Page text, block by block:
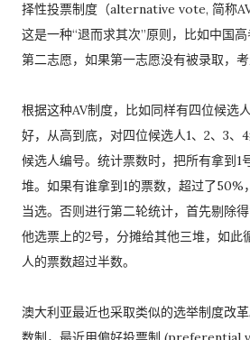
择性投票制度（alternative vote, 简称AV
这是一种“退而求其次”原则，比如中国高
第二志愿，如果第一志愿没有被录取，考
根据这种AV制度，比如同样有四位候选
好，从高到底，对四位候选人1、2、3、
候选人编号。统计票数时，把所有拿到1
堆。如果有谁拿到1的票数，超过了50%
当选。否则进行第二轮统计，首先剔除
他选票上的2号，分摊给其他三堆，如此
人的票数超过半数。
澳大利亚最近也采取类似的选举制度改